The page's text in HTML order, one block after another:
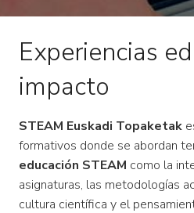
Experiencias
impacto
STEAM Euskadi Topaketak
formativos donde se abordan
educación STEAM como la
asignaturas, las metodologías
cultura científica y el